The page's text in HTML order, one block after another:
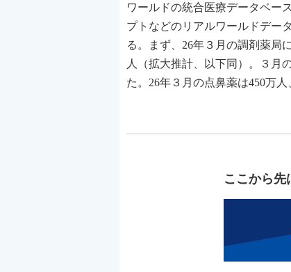
ワールドの統合医療データベー
プトなどのリアルワールドデー
る。まず、26年３月の調剤薬局
人（拡大推計、以下同）。３月
た。26年３月の点鼻薬は450万
ここから先